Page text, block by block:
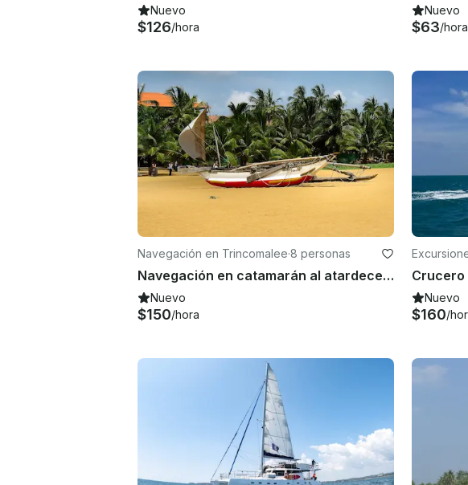
Nuevo
$126/hora
Nuevo
$63/hora
Navegación en Trincomalee·8 personas
Navegación en catamarán al atardecer en Trincomalee, Sri Lanka
Nuevo
$150/hora
Nuevo
$160/